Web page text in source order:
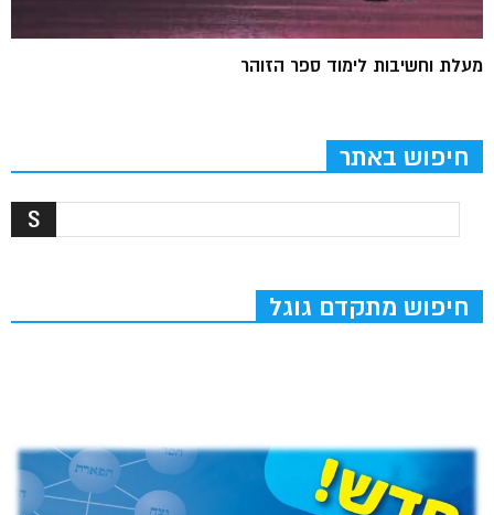
מעלת וחשיבות לימוד ספר הזוהר
חיפוש באתר
חיפוש מתקדם גוגל